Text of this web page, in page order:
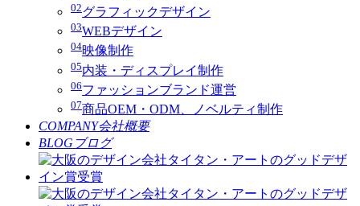
02グラフィックデザイン
03WEBデザイン
04映像制作
05内装・ディスプレイ制作
06ファッションブランド運営
07商品OEM・ODM、ノベルティ制作
COMPANY会社概要
BLOG ブログ